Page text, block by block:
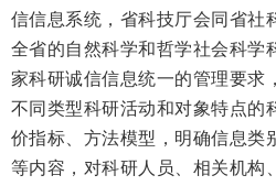
信信息系统，省科技厅会同省社
全省的自然科学和哲学社会科学
家科研诚信信息统一的管理要求
不同类型科研活动和对象特点的
价指标、方法模型，明确信息类
等内容，对科研人员、相关机构